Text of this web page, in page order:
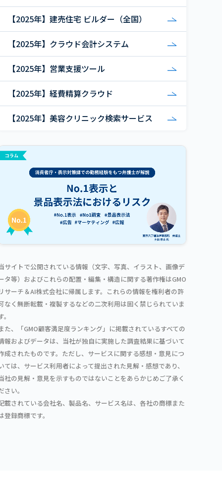
【2025年】建売住宅 ビルダー（全国）
【2025年】クラウド会計システム
【2025年】営業支援ツール
【2025年】経費精算クラウド
【2025年】美容クリニック検索サービス
サイトで公開されている情報（文字、写真、イラスト、画像デ
タ等）およびこれらの配置・編集・構造に関する著作権はGMO
サーチ＆AI株式会社に帰属します。これらの情報を権利者の許
なく無断転載・複製するなどの二次利用は固く禁じられていま
。
た、「GMO顧客満足度ランキング」に掲載されているすべての
報およびデータは、当社が独自に実施した調査結果に基づいて
成されたものです。ただし、サービスに関する感想・意見につ
ては、サービス利用者によって提出された見解・感想であり、
社の見解・意見を示すものではないことをあらかじめご了承く
さい。
載されている会社名、製品名、サービス名は、各社の商標また
登録商標です。